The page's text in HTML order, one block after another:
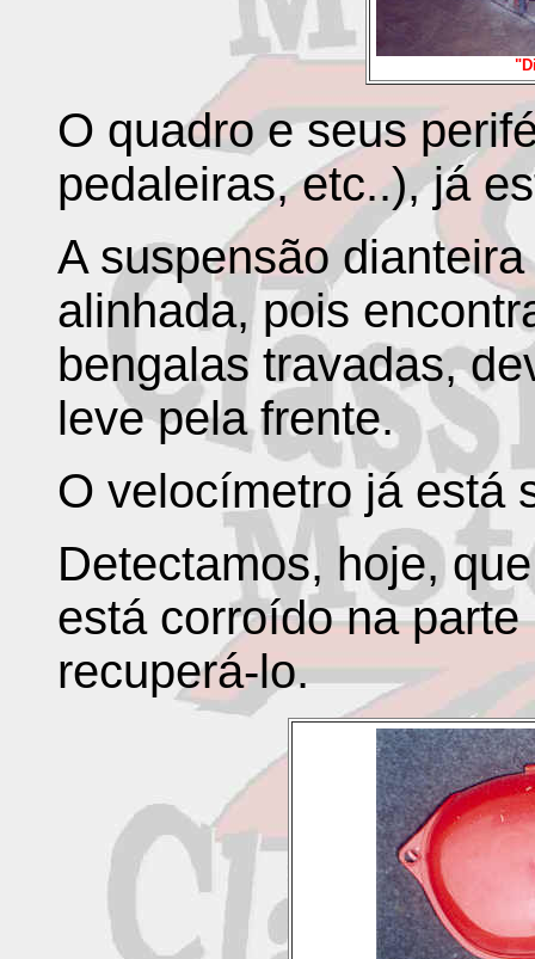
O quadro e seus
pedaleiras, etc..), já
A suspensão
alinhada, pois
bengalas travadas,
leve pela frente.
O velocímetro já está
Detectamos, hoje,
está corroído na
recuperá-lo.